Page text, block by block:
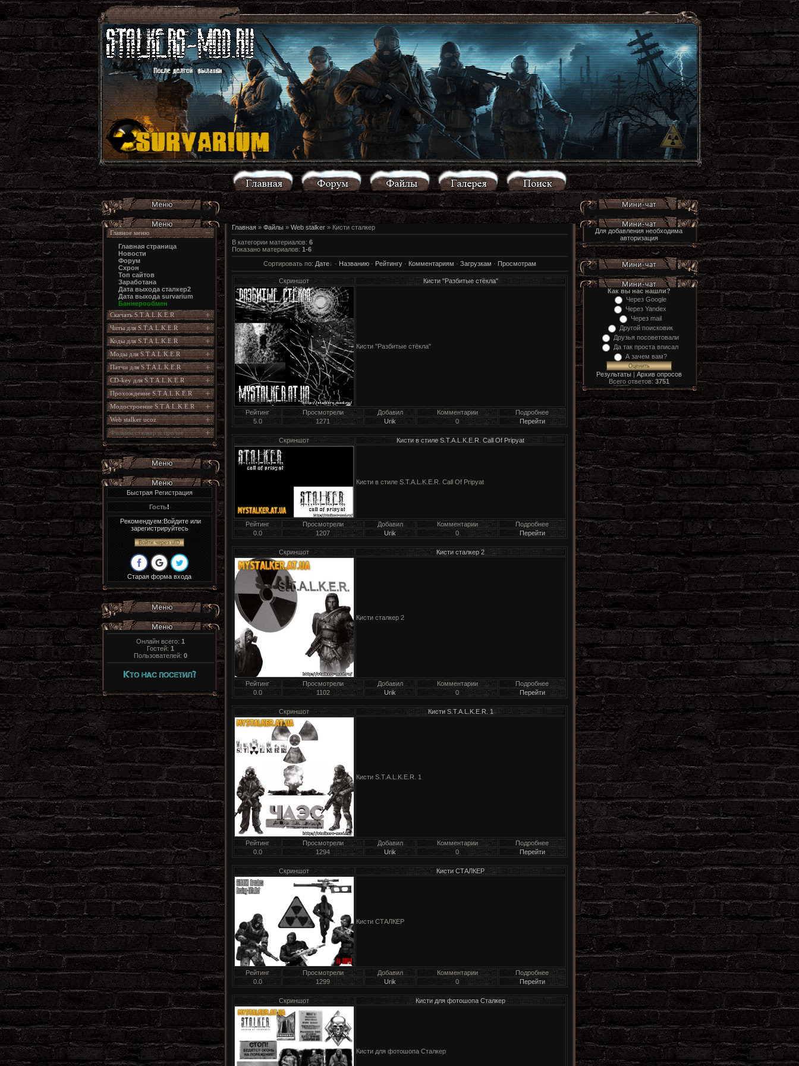
Главное меню
Главная страница
Новости
Форум
Схрон
Топ сайтов
Заработана
Дата выхода сталкер2
Дата выхода survarium
Баннерообмен
Скачать S.T.A.L.K.E.R
Читы для S.T.A.L.K.E.R
Коды для S.T.A.L.K.E.R
Моды для S.T.A.L.K.E.R
Патчи для S.T.A.L.K.E.R
CD-key для S.T.A.L.K.E.R
Прохождение S.T.A.L.K.E.R
Модостроение S.T.A.L.K.E.R
Web stalker ucoz
Фильмы сталкер и прочее
Быстрая Регистрация
Гость!
Рекомендуем:Войдите или
зарегистрируйтесь
Войти через uID
Старая форма входа
Онлайн всего: 1
Гостей: 1
Пользователей: 0
Главная» Файлы» Web stalker» Кисти сталкер
В категории материалов: 6
Показано материалов: 1-6
Сортировать по: Дате · Названию· Рейтингу· Комментариям · Загрузкам · Просмотрам
Скриншот Кисти "Разбитые стёкла"
Кисти "Разбитые стёкла"
Рейтинг Просмотрели Добавил Комментарии
Подробнее
5.0
1271 Urik 0 Перейти
Скриншот Кисти в стиле S.T.A.L.K.E.R. Call Of Pripyat
Кисти в стиле S.T.A.L.K.E.R. Call Of Pripyat
Рейтинг Просмотрели Добавил Комментарии
Подробнее
0.0
1207 Urik 0 Перейти
Скриншот Кисти сталкер 2
Кисти сталкер 2
Рейтинг Просмотрели Добавил Комментарии
Подробнее
0.0
1102 Urik 0 Перейти
Скриншот Кисти S.T.A.L.K.E.R. 1
Кисти S.T.A.L.K.E.R. 1
Рейтинг Просмотрели Добавил Комментарии
Подробнее
0.0
1294 Urik 0 Перейти
Скриншот Кисти СТАЛКЕР
Кисти СТАЛКЕР
Рейтинг Просмотрели Добавил Комментарии
Подробнее
0.0
1299 Urik 0 Перейти
Скриншот Кисти для фотошопа Сталкер
Кисти для фотошопа Сталкер
Для добавления необходима
авторизация
Как вы нас нашли?
Через Google
Через Yandex
Через mail
Другой поисковик
Друзья посоветовали
Да так проста вписал
А зачем вам?
Результаты| Архив опросов
Всего ответов: 3751